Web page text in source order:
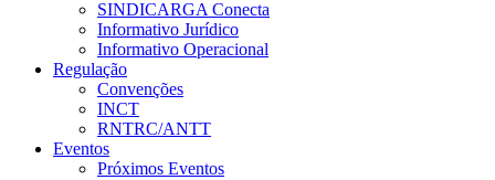
SINDICARGA Conecta
Informativo Jurídico
Informativo Operacional
Regulação
Convenções
INCT
RNTRC/ANTT
Eventos
Próximos Eventos